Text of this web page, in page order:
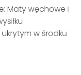
Maty węchowe i
w środku